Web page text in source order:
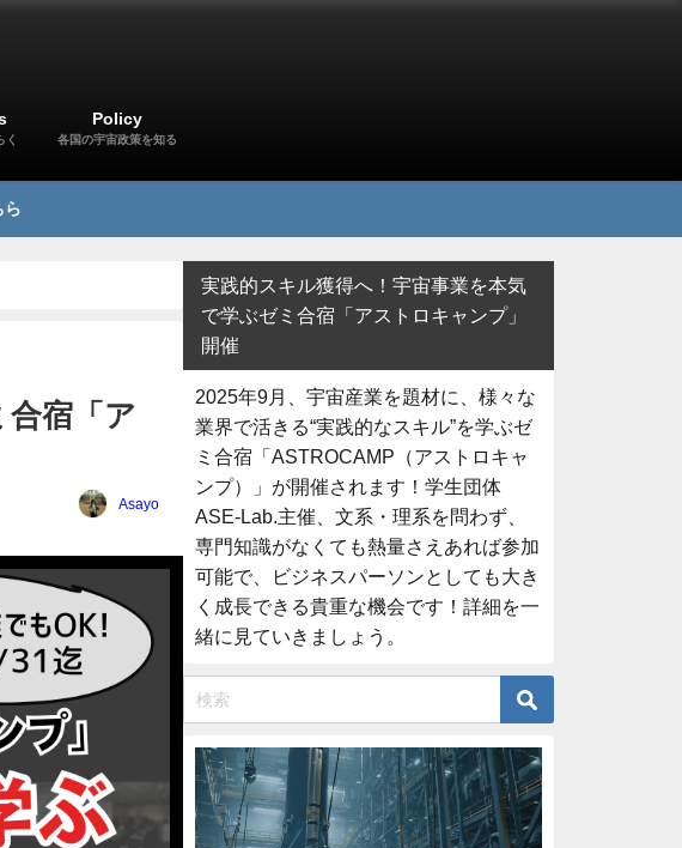
く
Policy
各国の宇宙政策を知る
ら
合宿「ア
Asayo
実践的スキル獲得へ！宇宙事業を本気
で学ぶゼミ合宿「アストロキャンプ」
開催
2025年9月、宇宙産業を題材に、様々な
業界で活きる“実践的なスキル”を学ぶゼ
ミ合宿「ASTROCAMP（アストロキャ
ンプ）」が開催されます！学生団体
ASE-Lab.主催、文系・理系を問わず、
専門知識がなくても熱量さえあれば参加
可能で、ビジネスパーソンとしても大き
く成長できる貴重な機会です！詳細を一
緒に見ていきましょう。